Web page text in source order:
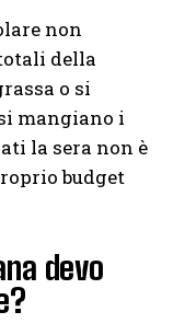
non
della
o si
mangiano i
la sera non è
budget
devo